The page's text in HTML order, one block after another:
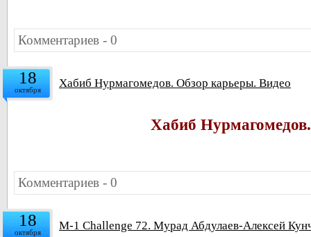
Комментариев - 0
18
октября Хабиб Нурмагомедов. Обзор карьеры. Видео
Хабиб Нурмагомедов.
Комментариев - 0
18
октября M-1 Challenge 72. Мурад Абдулаев-Алексей